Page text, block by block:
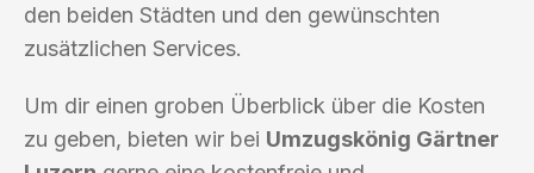
den beiden Städten und den gewünschten
zusätzlichen Services.
Um dir einen groben Überblick über die Kosten
zu geben, bieten wir bei Umzugskönig Gärtner